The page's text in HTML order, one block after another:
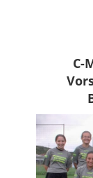
C-